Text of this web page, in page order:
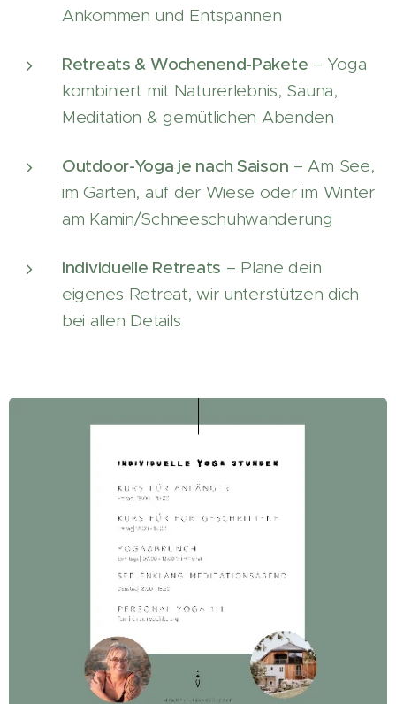
Ankommen und Entspannen
Retreats & Wochenend-Pakete – Yoga
kombiniert mit Naturerlebnis, Sauna,
Meditation & gemütlichen Abenden
Outdoor-Yoga je nach Saison – Am See,
im Garten, auf der Wiese oder im Winter
am Kamin/Schneeschuhwanderung
Individuelle Retreats – Plane dein
eigenes Retreat, wir unterstützen dich
bei allen Details